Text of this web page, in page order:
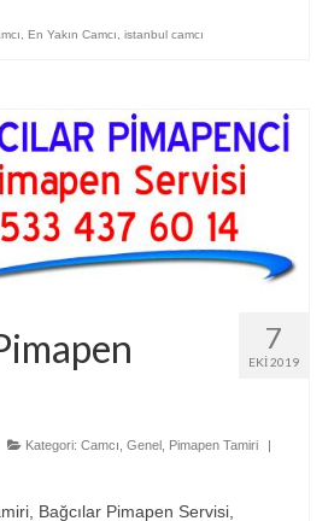
En Yakın Camcı istanbul camcı
7
EKI 2019
Kategori: Camcı Genel Pimapen Tamiri
Bağcılar Pimapen Servisi,